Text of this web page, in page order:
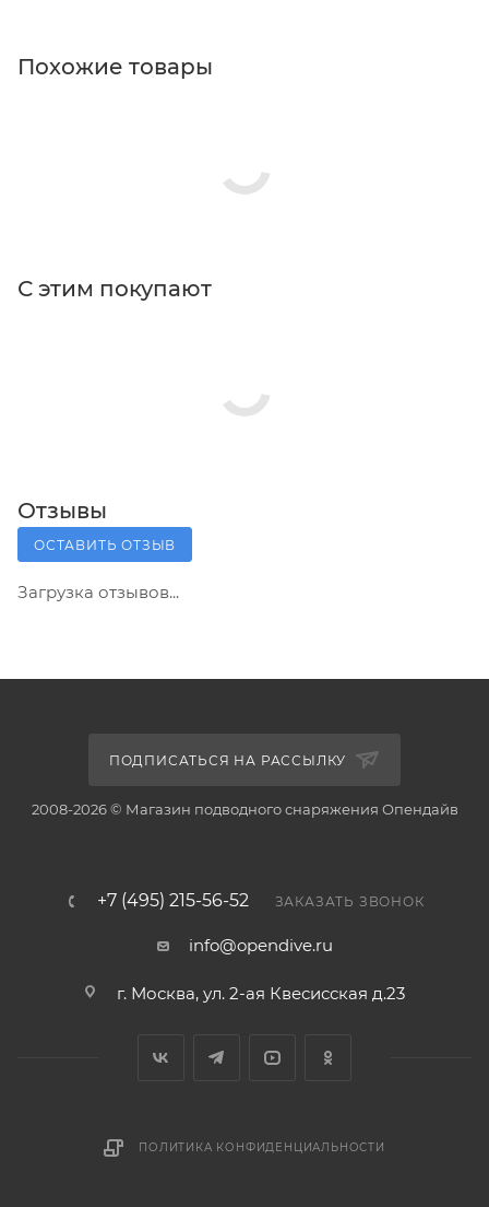
Похожие товары
С этим покупают
Отзывы
ОСТАВИТЬ ОТЗЫВ
Загрузка отзывов...
ПОДПИСАТЬСЯ НА РАССЫЛКУ
2008-2026 © Магазин подводного снаряжения Опендайв
+7 (495) 215-56-52 ЗАКАЗАТЬ ЗВОНОК
info@opendive.ru
г. Москва, ул. 2-ая Квесисская д.23
ПОЛИТИКА КОНФИДЕНЦИАЛЬНОСТИ